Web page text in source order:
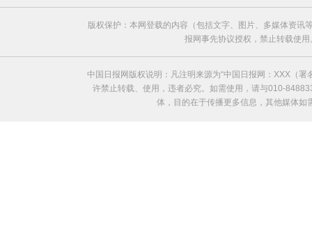
版权保护：本网登载的内容（包括文字、图片、多媒体资
报网事先协议授权，禁止转载使
中国日报网版权说明：凡注明来源为“中国日报网：XXX（
许禁止转载、使用，违者必究。如需使用，请与010-
体，目的在于传播更多信息，其他媒体